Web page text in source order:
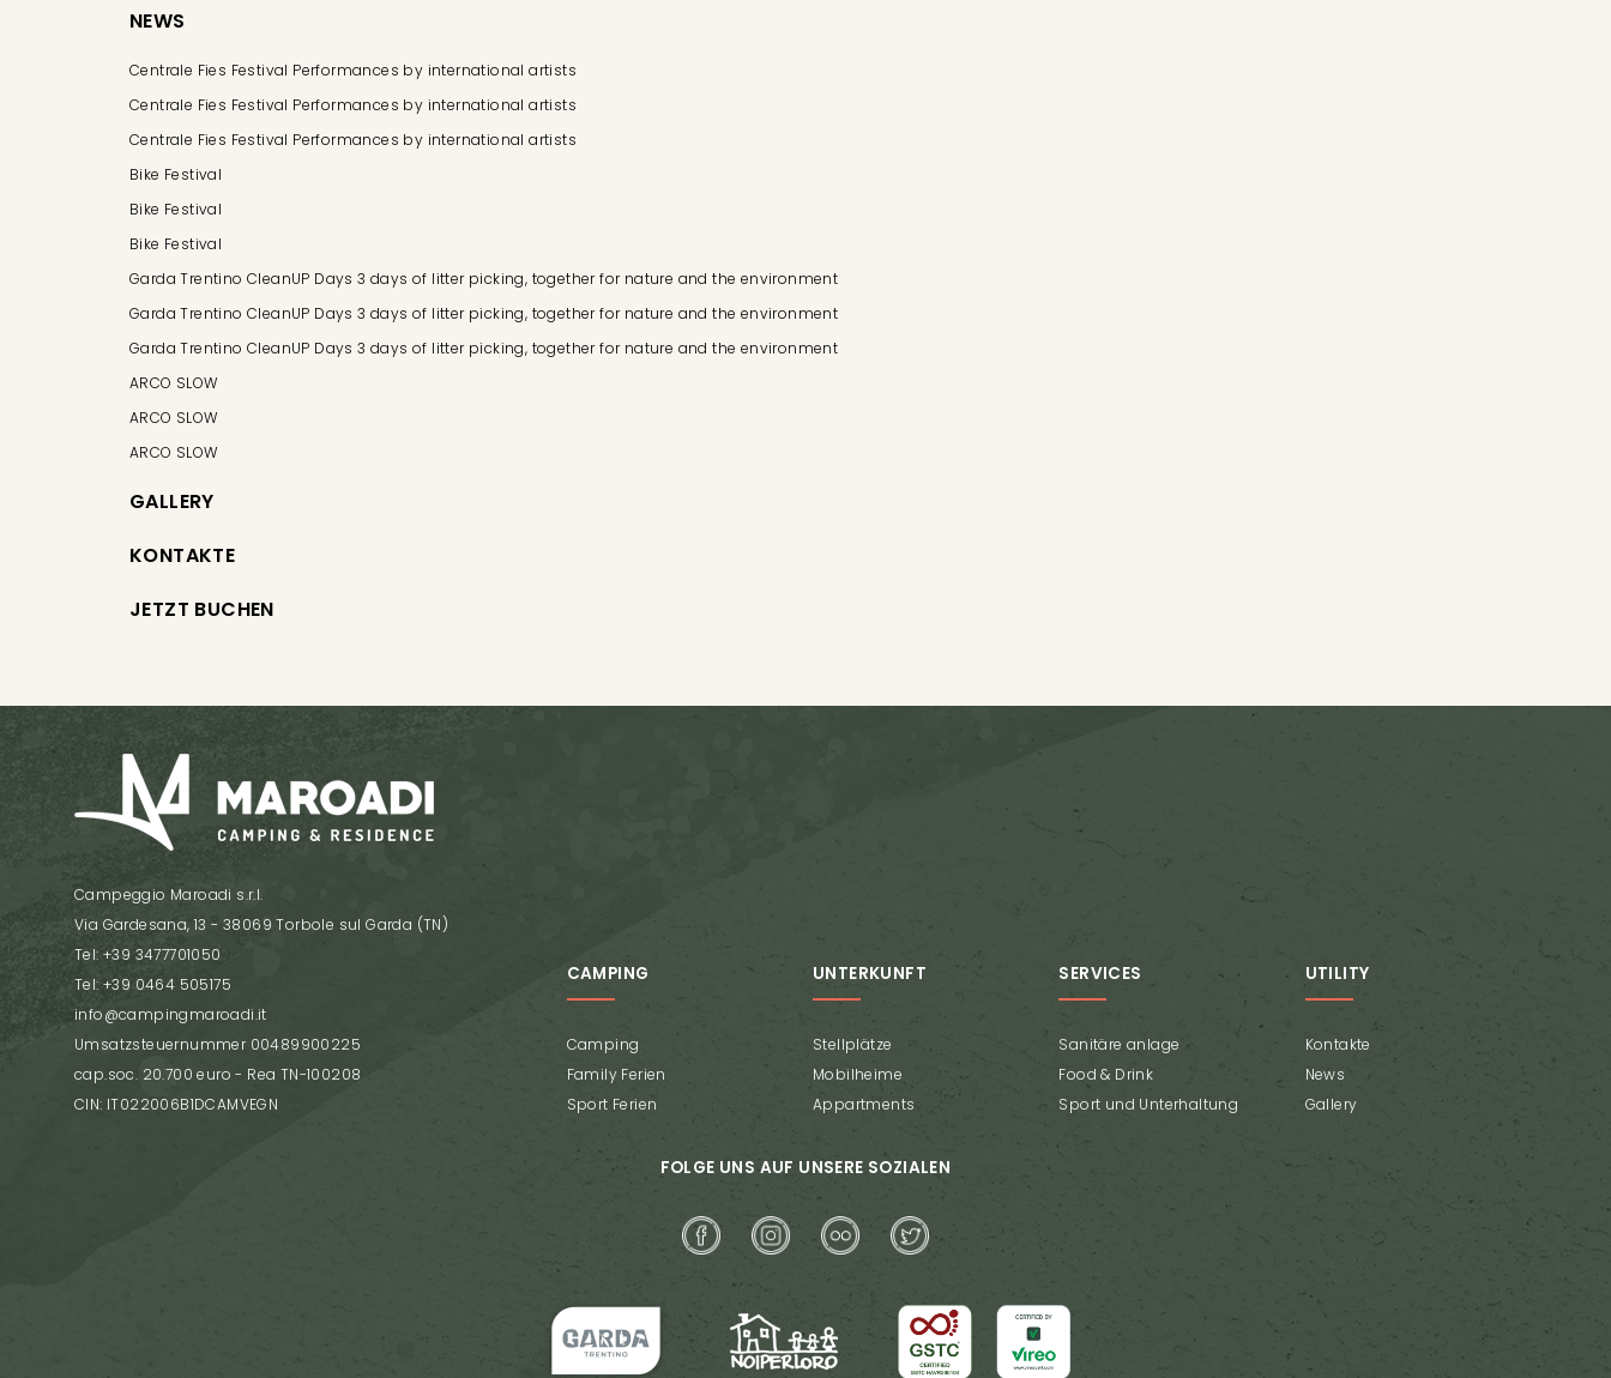
NEWS
Centrale Fies Festival Performances by international artists
Centrale Fies Festival Performances by international artists
Centrale Fies Festival Performances by international artists
Bike Festival
Bike Festival
Bike Festival
Garda Trentino CleanUP Days 3 days of litter picking, together for nature and the environment
Garda Trentino CleanUP Days 3 days of litter picking, together for nature and the environment
Garda Trentino CleanUP Days 3 days of litter picking, together for nature and the environment
ARCO SLOW
ARCO SLOW
ARCO SLOW
GALLERY
KONTAKTE
JETZT BUCHEN
Campeggio Maroadi s.r.l.
Via Gardesana, 13 - 38069 Torbole sul Garda (TN)
Tel: +39 3477701050
Tel: +39 0464 505175
info@campingmaroadi.it
Umsatzsteuernummer 00489900225
cap.soc. 20.700 euro - Rea TN-100208
CIN: IT022006B1DCAMVEGN
CAMPING
Camping
Family Ferien
Sport Ferien
UNTERKUNFT
Stellplätze
Mobilheime
Appartments
SERVICES
Sanitäre anlage
Food & Drink
Sport und Unterhaltung
UTILITY
Kontakte
News
Gallery
FOLGE UNS AUF UNSERE SOZIALEN